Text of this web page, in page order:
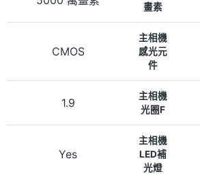
畫素
CMOS
主相機
感光元
件
1.9
主相機
光圈F
Yes
主相機
LED補
光燈